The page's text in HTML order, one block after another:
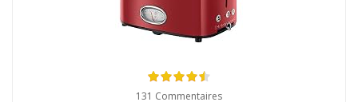
131 Commentaires